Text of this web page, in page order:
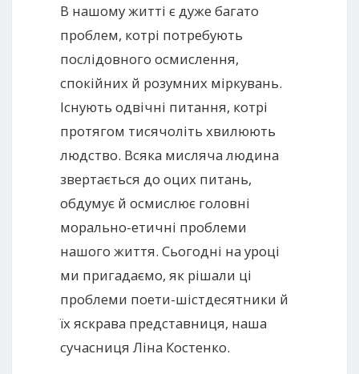
В нашому житті є дуже багато
проблем, котрі потребують
послідовного осмислення,
спокійних й розумних міркувань.
Існують одвічні питання, котрі
протягом тисячоліть хвилюють
людство. Всяка мисляча людина
звертається до оцих питань,
обдумує й осмислює головні
морально-етичні проблеми
нашого життя. Сьогодні на уроці
ми пригадаємо, як рішали ці
проблеми поети-шістдесятники й
їх яскрава представниця, наша
сучасниця Ліна Костенко.